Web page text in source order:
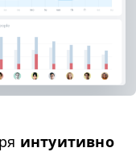
интуитивно